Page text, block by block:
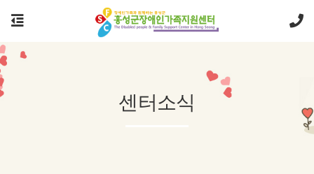
센터소식